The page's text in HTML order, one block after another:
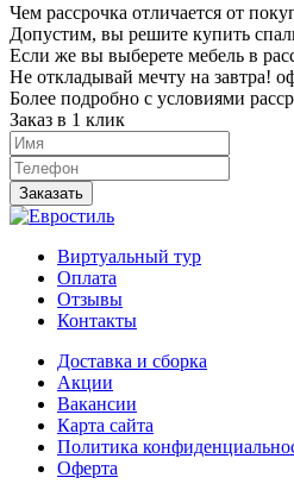
Чем рассрочка отличается от
Допустим, вы решите купить
Если же вы выберете мебель в
Не откладывай мечту на завтра!
Более подробно с условиями
Заказ в 1 клик
Заказать
Виртуальный тур
Оплата
Отзывы
Контакты
Доставка и сборка
Акции
Вакансии
Карта сайта
Политика
Оферта